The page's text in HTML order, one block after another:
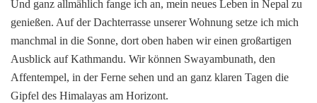
Und ganz allmählich fange ich an, mein neues Leben in Nepal zu
genießen. Auf der Dachterrasse unserer Wohnung setze ich mich
manchmal in die Sonne, dort oben haben wir einen großartigen
Ausblick auf Kathmandu. Wir können Swayambunath, den
Affentempel, in der Ferne sehen und an ganz klaren Tagen die
Gipfel des Himalayas am Horizont.